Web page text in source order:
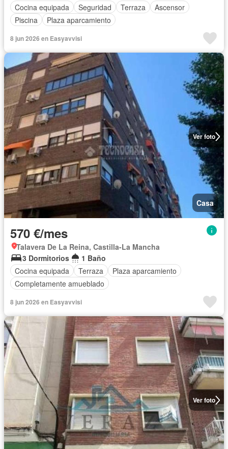
Cocina equipada
Seguridad Terraza
Ascensor
Piscina
Plaza aparcamiento
8 jun 2026 en Easyavvisi
Ver foto
Casa
570 €/mes
Talavera De La Reina, Castilla-La Mancha
3 Dormitorios
1 Baño
Cocina equipada
Terraza
Plaza aparcamiento
Completamente amueblado
8 jun 2026 en Easyavvisi
Ver foto